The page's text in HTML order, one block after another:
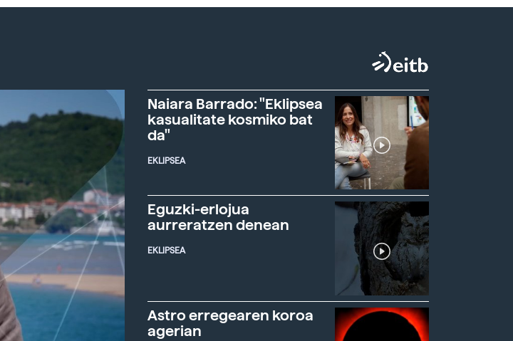
Naiara Barrado: "Eklipsea
kasualitate kosmiko bat
da"
EKLIPSEA
Eguzki-erlojua
aurreratzen denean
EKLIPSEA
Astro erregearen koroa
agerian